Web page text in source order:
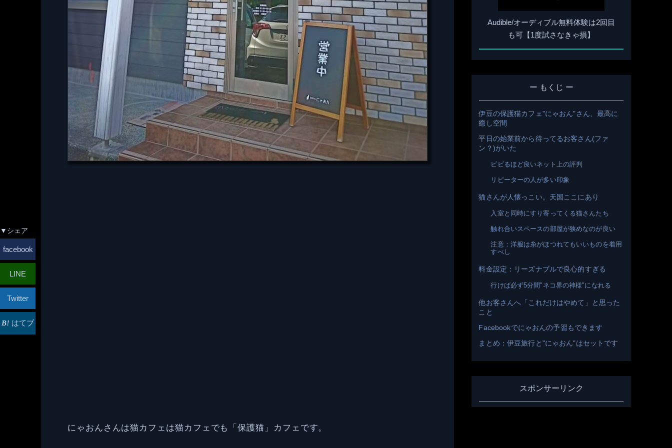
にゃおんさんは猫カフェは猫カフェでも「保護猫」カフェです。
▼シェア
facebook
LINE
Twitter
はてブ
Audible/オーディブル無料体験は2回目
も可【1度試さなきゃ損】
ー もくじ ー
伊豆の保護猫カフェ"にゃおん"さん、最高に
癒し空間
平日の始業前から待ってるお客さん(ファ
ン？)がいた
ビビるほど良いネット上の評判
リピーターの人が多い印象
猫さんが人懐っこい。天国ここにあり
入室と同時にすり寄ってくる猫さんたち
触れ合いスペースの部屋が狭めなのが良い
注意：洋服は糸がほつれてもいいものを着用
すべし
料金設定：リーズナブルで良心的すぎる
行けば必ず5分間"ネコ界の神様"になれる
他お客さんへ「これだけはやめて」と思った
こと
Facebookでにゃおんの予習もできます
まとめ：伊豆旅行と"にゃおん"はセットです
スポンサーリンク